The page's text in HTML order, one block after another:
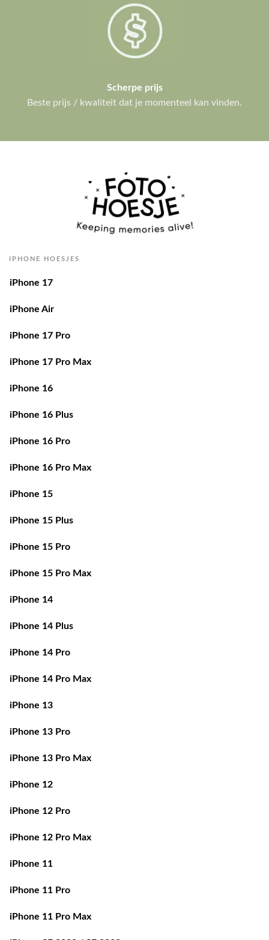
Scherpe prijs
Beste prijs / kwaliteit dat je momenteel kan vinden.
IPHONE HOESJES
iPhone 17
iPhone Air
iPhone 17 Pro
iPhone 17 Pro Max
iPhone 16
iPhone 16 Plus
iPhone 16 Pro
iPhone 16 Pro Max
iPhone 15
iPhone 15 Plus
iPhone 15 Pro
iPhone 15 Pro Max
iPhone 14
iPhone 14 Plus
iPhone 14 Pro
iPhone 14 Pro Max
iPhone 13
iPhone 13 Pro
iPhone 13 Pro Max
iPhone 12
iPhone 12 Pro
iPhone 12 Pro Max
iPhone 11
iPhone 11 Pro
iPhone 11 Pro Max